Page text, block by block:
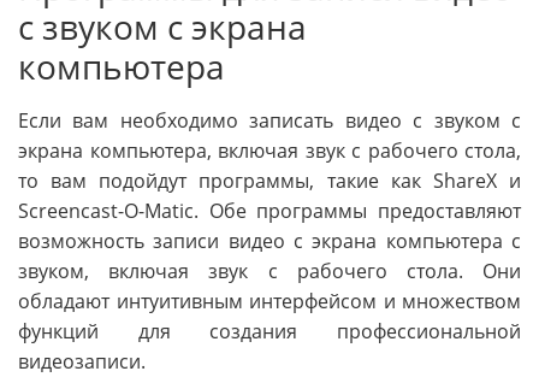
с звуком с экрана
компьютера
Если вам необходимо записать видео с звуком с
экрана компьютера, включая звук с рабочего стола,
то вам подойдут программы, такие как ShareX и
Screencast-O-Matic. Обе программы предоставляют
возможность записи видео с экрана компьютера с
звуком, включая звук с рабочего стола. Они
обладают интуитивным интерфейсом и множеством
функций для создания профессиональной
видеозаписи.